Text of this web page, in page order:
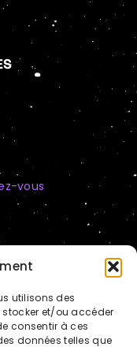
utilisons des
et/ou accéder
consentir à ces
données telles que
vous